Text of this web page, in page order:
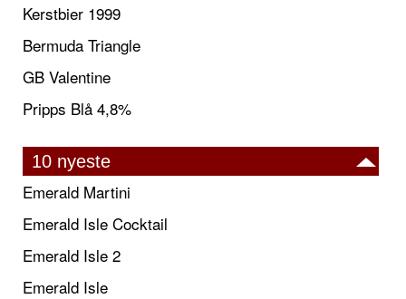
Kerstbier 1999
Bermuda Triangle
GB Valentine
Pripps Blå 4,8%
10 nyeste
Emerald Martini
Emerald Isle Cocktail
Emerald Isle 2
Emerald Isle